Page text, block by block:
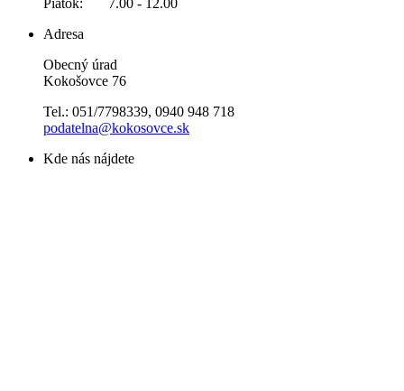
Piatok: 7.00 - 12.00
Adresa
Obecný úrad
Kokošovce 76
Tel.: 051/7798339, 0940 948 718
podatelna@kokosovce.sk
Kde nás nájdete